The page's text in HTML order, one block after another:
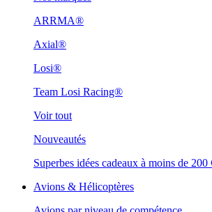
ARRMA®
Axial®
Losi®
Team Losi Racing®
Voir tout
Nouveautés
Superbes idées cadeaux à moins de 200
Avions & Hélicoptères